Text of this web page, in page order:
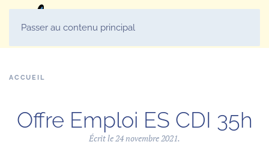
Passer au contenu principal
ACCUEIL
Offre Emploi ES CDI 35h
Écrit le24 novembre 2021.